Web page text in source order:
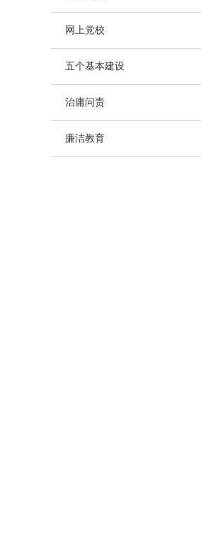
网上党校
五个基本建设
治庸问责
廉洁教育